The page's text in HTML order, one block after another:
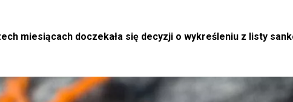
miesiącach doczekała się decyzji o wykreśleniu z listy